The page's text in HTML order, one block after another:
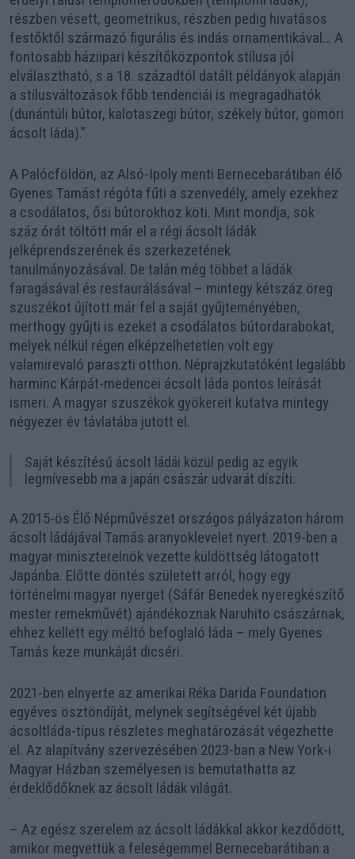
részben vésett, geometrikus, részben pedig hivatásos
festőktől származó figurális és indás ornamentikával… A
fontosabb háziipari készítőközpontok stílusa jól
elválasztható, s a 18. századtól datált példányok alapján
a stílusváltozások főbb tendenciái is megragadhatók
(dunántúli bútor, kalotaszegi bútor, székely bútor, gömöri
ácsolt láda).”
A Palócföldön, az Alsó-Ipoly menti Bernecebarátiban élő
Gyenes Tamást régóta fűti a szenvedély, amely ezekhez
a csodálatos, ősi bútorokhoz köti. Mint mondja, sok
száz órát töltött már el a régi ácsolt ládák
jelképrendszerének és szerkezetének
tanulmányozásával. De talán még többet a ládák
faragásával és restaurálásával – mintegy kétszáz öreg
szuszékot újított már fel a saját gyűjteményében,
merthogy gyűjti is ezeket a csodálatos bútordarabokat,
melyek nélkül régen elképzelhetetlen volt egy
valamirevaló paraszti otthon. Néprajzkutatóként legalább
harminc Kárpát-medencei ácsolt láda pontos leírását
ismeri. A magyar szuszékok gyökereit kutatva mintegy
négyezer év távlatába jutott el.
Saját készítésű ácsolt ládái közül pedig az egyik
legmívesebb ma a japán császár udvarát díszíti.
A 2015-ös Élő Népművészet országos pályázaton három
ácsolt ládájával Tamás aranyoklevelet nyert. 2019-ben a
magyar miniszterelnök vezette küldöttség látogatott
Japánba. Előtte döntés született arról, hogy egy
történelmi magyar nyerget (Sáfár Benedek nyeregkészítő
mester remekművét) ajándékoznak Naruhito császárnak,
ehhez kellett egy méltó befoglaló láda – mely Gyenes
Tamás keze munkáját dicséri.
2021-ben elnyerte az amerikai Réka Darida Foundation
egyéves ösztöndíját, melynek segítségével két újabb
ácsoltláda-típus részletes meghatározását végezhette
el. Az alapítvány szervezésében 2023-ban a New York-i
Magyar Házban személyesen is bemutathatta az
érdeklődőknek az ácsolt ládák világát.
– Az egész szerelem az ácsolt ládákkal akkor kezdődött,
amikor megvettük a feleségemmel Bernecebarátiban a